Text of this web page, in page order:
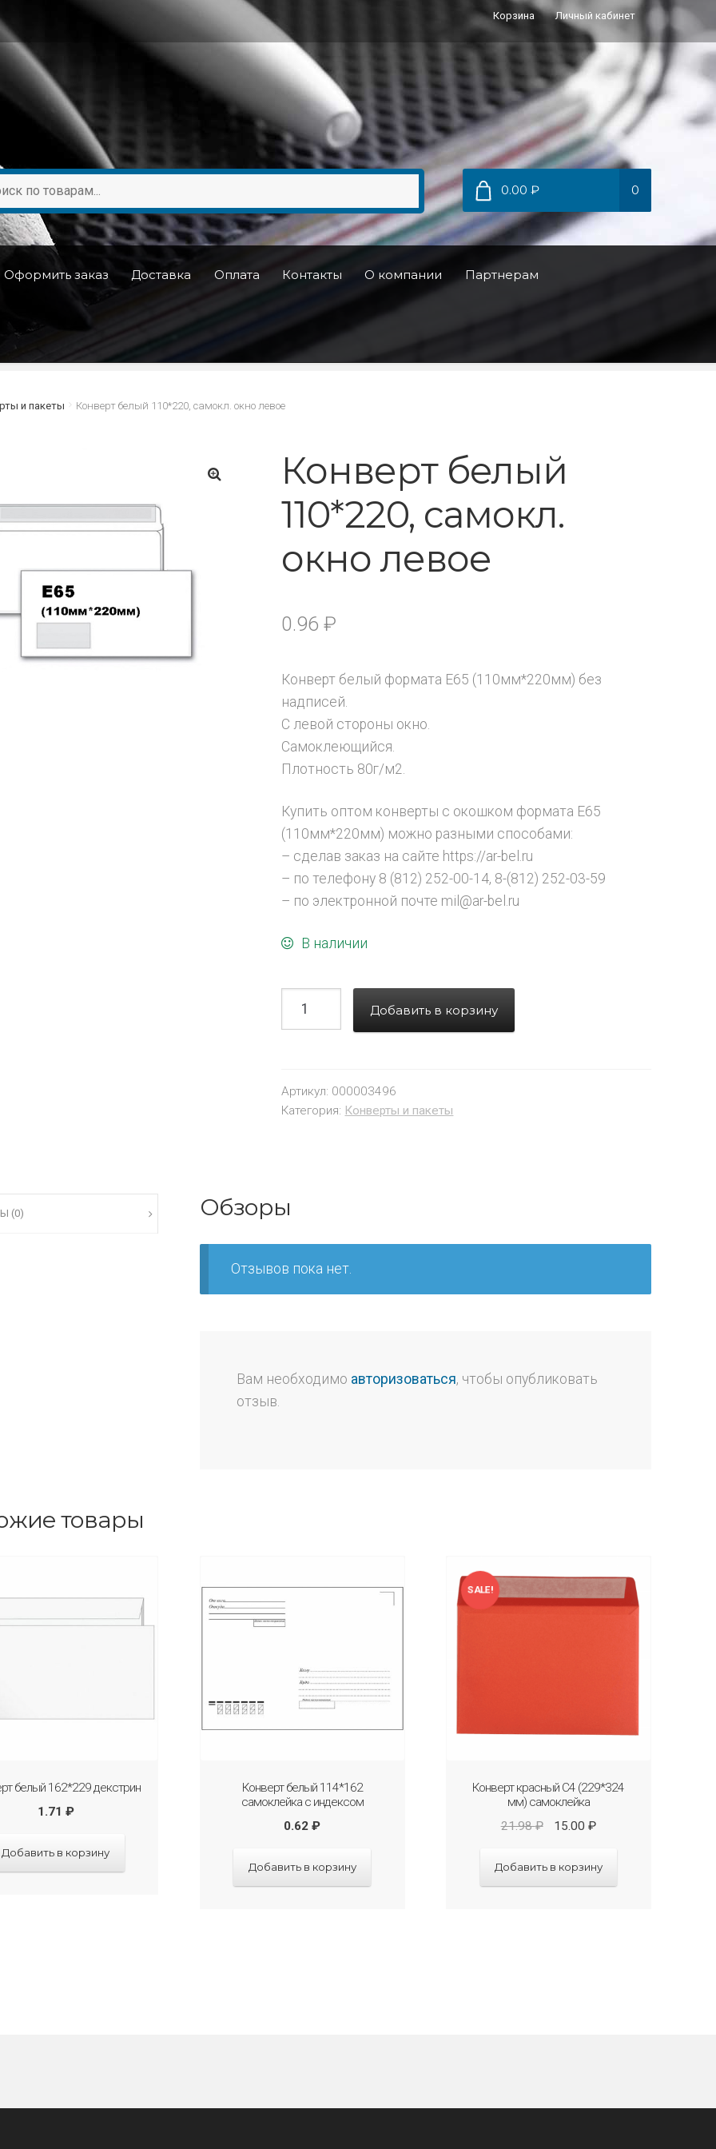
Корзина Личный кабинет
0.00 ₽ 0
Оформить заказ Доставка Оплата Контакты О компании Партнерам
и пакеты Конверт белый 110*220, самокл. окно левое
Конверт белый
110*220, самокл.
окно левое
0.96₽
Конверт белый формата E65 (110мм*220мм) без
надписей.
С левой стороны окно.
Самоклеющийся.
Плотность 80г/м2.
Купить оптом конверты с окошком формата E65
(110мм*220мм) можно разными способами:
– сделав заказ на сайте https://ar-bel.ru
– по телефону 8 (812) 252-00-14, 8-(812) 252-03-59
– по электронной почте mil@ar-bel.ru
В наличии
Добавить в корзину
Артикул: 000003496
Категория: Конверты и пакеты
(0) Обзоры
Отзывов пока нет.
Вам необходимо авторизоваться, чтобы опубликовать
отзыв.
товары
белый 162*229 декстрин
1.71 ₽
Добавить в корзину
Конверт белый 114*162
самоклейка с индексом
0.62₽
Добавить в корзину
Конверт красный С4 (229*324
мм) самоклейка
SALE!
21.98₽ 15.00₽
Добавить в корзину